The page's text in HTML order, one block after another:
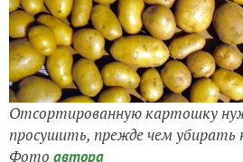
Отсортированную картошку
просушить, прежде чем убирать
Фото автора